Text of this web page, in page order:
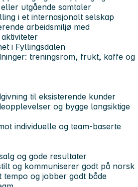
utgående samtaler
i et internasjonalt selskap
arbeidsmiljø med
i Fyllingsdalen
treningsrom, frukt, kaffe og
til eksisterende kunder
og bygge langsiktige
individuelle og team-baserte
og gode resultater
og kommuniserer godt på norsk
tempo og jobber godt både